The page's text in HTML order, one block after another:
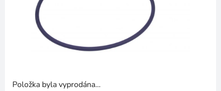
Položka byla vyprodána…